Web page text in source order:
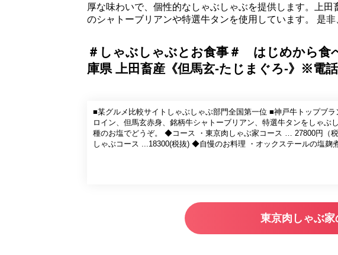
厚な味わいで、個性的なしゃぶしゃぶを提供します。上
のシャトーブリアンや特選牛タンを使用しています。 是
＃しゃぶしゃぶとお食事＃ はじめから
庫県 上田畜産《但馬玄-たじまぐろ-》※電
■某グルメ比較サイトしゃぶしゃぶ部門全国第一位 ■神戸牛トップブ
ロイン、但馬玄赤身、銘柄牛シャトーブリアン、特選牛タンをしゃ
種のお塩でどうぞ。 ◆コース ・東京肉しゃぶ家コース … 27800円（税抜） ・但馬玄サーロイン、シャトーブリアン、特選牛タンしゃぶ
しゃぶコース ...18300(税抜) ◆自慢のお料理 ・オックステールの
東京肉しゃぶ